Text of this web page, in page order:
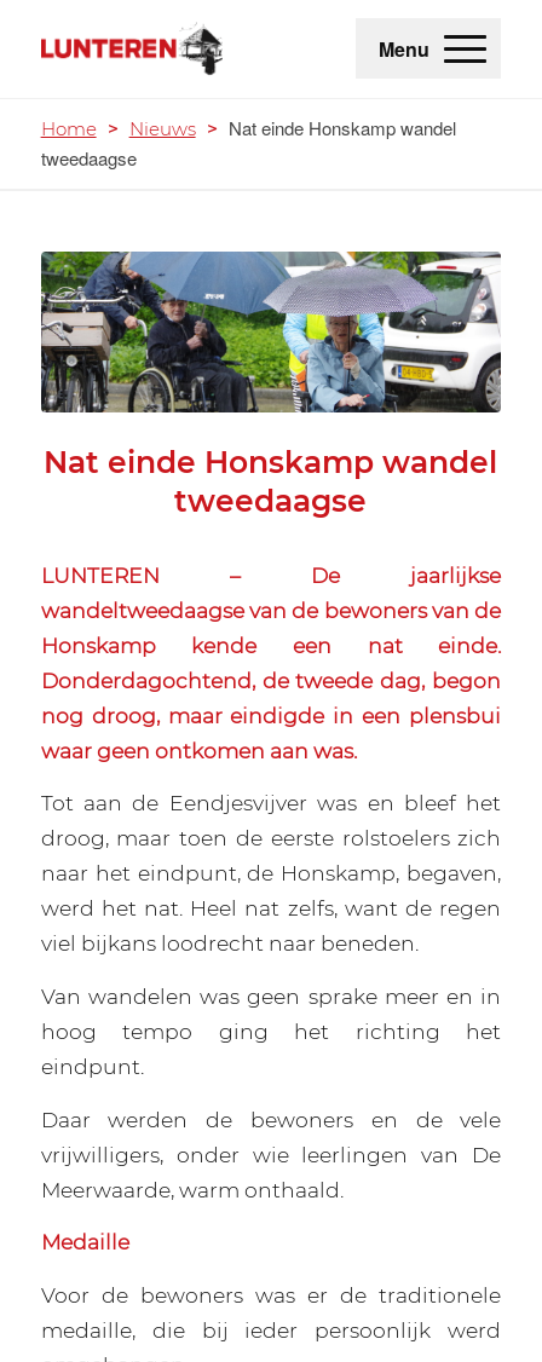
Menu
Home > Nieuws > Nat einde Honskamp wandel
tweedaagse
Nat einde Honskamp wandel
tweedaagse
LUNTEREN – De jaarlijkse
wandeltweedaagse van de bewoners van de
Honskamp kende een nat einde.
Donderdagochtend, de tweede dag, begon
nog droog, maar eindigde in een plensbui
waar geen ontkomen aan was.
Tot aan de Eendjesvijver was en bleef het
droog, maar toen de eerste rolstoelers zich
naar het eindpunt, de Honskamp, begaven,
werd het nat. Heel nat zelfs, want de regen
viel bijkans loodrecht naar beneden.
Van wandelen was geen sprake meer en in
hoog tempo ging het richting het
eindpunt.
Daar werden de bewoners en de vele
vrijwilligers, onder wie leerlingen van De
Meerwaarde, warm onthaald.
Medaille
Voor de bewoners was er de traditionele
medaille, die bij ieder persoonlijk werd